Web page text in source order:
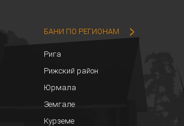
БАНИ ПО РЕГИОНАМ
Рига
Рижский район
Юрмала
Земгале
Курземе